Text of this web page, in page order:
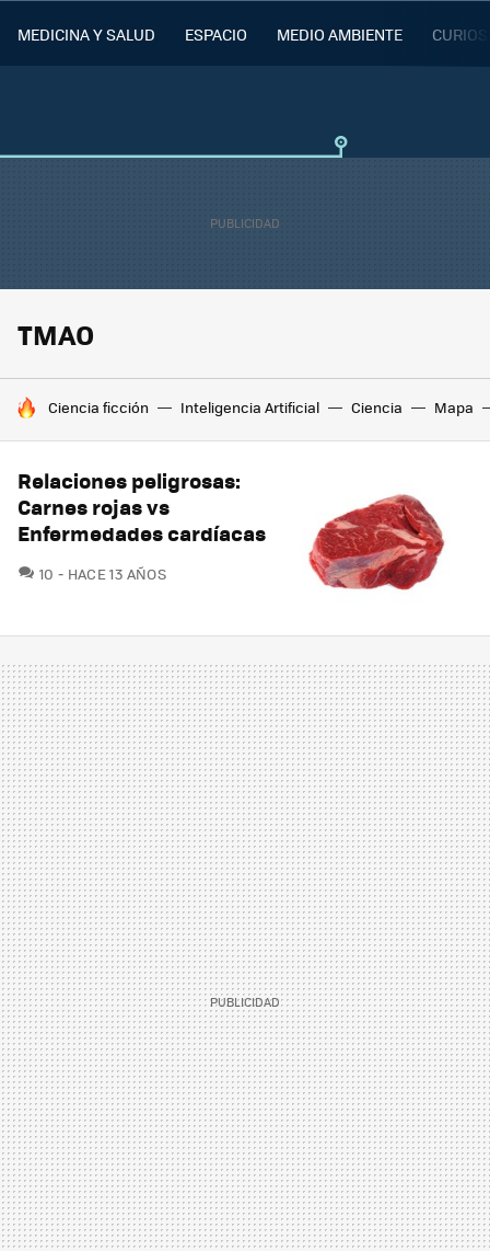
MEDICINA Y SALUD ESPACIO MEDIO AMBIENTE
TMAO
HOY SE HABLA DE
Ciencia ficción Inteligencia Artificial Ciencia Mapa
Relaciones peligrosas:
Carnes rojas vs
Enfermedades cardíacas
10 COMENTARIOS
HACE 13 AÑOS